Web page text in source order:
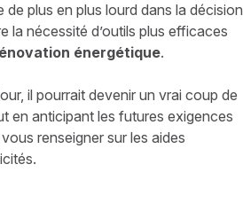
de plus en plus lourd dans la décision
la nécessité d’outils plus efficaces
énergétique.
il pourrait devenir un vrai coup de
en anticipant les futures exigences
renseigner sur les aides